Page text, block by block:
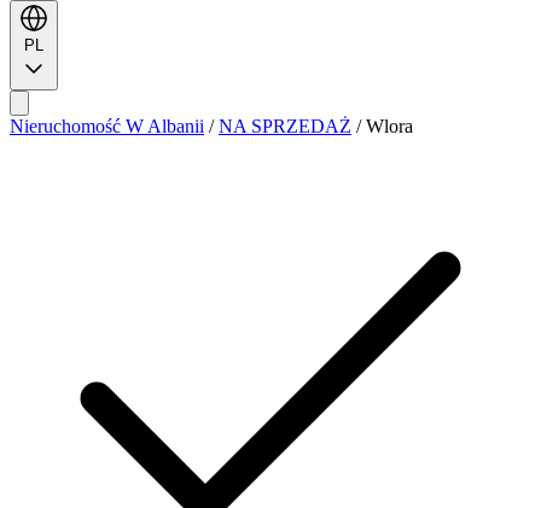
PL
Nieruchomość W Albanii / NA SPRZEDAŻ / Wlora